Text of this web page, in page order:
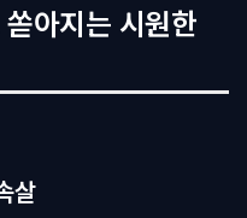
아지는 시원한
살